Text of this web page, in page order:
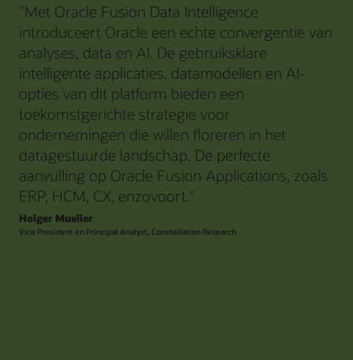
"Met Oracle Fusion Data Intelligence
introduceert Oracle een echte convergentie van
analyses, data en AI. De gebruiksklare
intelligente applicaties, datamodellen en AI-
opties van dit platform bieden een
toekomstgerichte strategie voor
ondernemingen die willen floreren in het
datagestuurde landschap. De perfecte
aanvulling op Oracle Fusion Applications, zoals
ERP, HCM, CX, enzovoort."
Holger Mueller
Vice President en Principal Analyst, Constellation Research